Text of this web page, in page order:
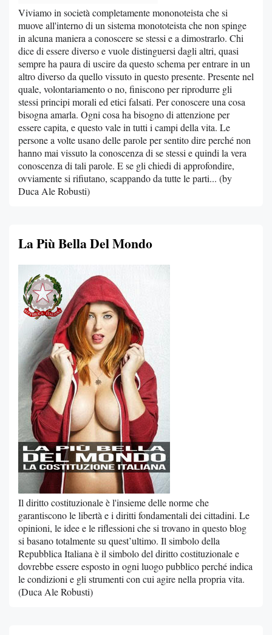
Viviamo in società completamente mononoteista che si
muove all'interno di un sistema monototeista che non spinge
in alcuna maniera a conoscere se stessi e a dimostrarlo. Chi
dice di essere diverso e vuole distinguersi dagli altri, quasi
sempre ha paura di uscire da questo schema per entrare in un
altro diverso da quello vissuto in questo presente. Presente nel
quale, volontariamento o no, finiscono per riprodurre gli
stessi principi morali ed etici falsati. Per conoscere una cosa
bisogna amarla. Ogni cosa ha bisogno di attenzione per
essere capita, e questo vale in tutti i campi della vita. Le
persone a volte usano delle parole per sentito dire perché non
hanno mai vissuto la conoscenza di se stessi e quindi la vera
conoscenza di tali parole. E se gli chiedi di approfondire,
ovviamente si rifiutano, scappando da tutte le parti... (by
Duca Ale Robusti)
La Più Bella Del Mondo
Il diritto costituzionale è l'insieme delle norme che
garantiscono le libertà e i diritti fondamentali dei cittadini. Le
opinioni, le idee e le riflessioni che si trovano in questo blog
si basano totalmente su quest’ultimo. Il simbolo della
Repubblica Italiana è il simbolo del diritto costituzionale e
dovrebbe essere esposto in ogni luogo pubblico perché indica
le condizioni e gli strumenti con cui agire nella propria vita.
(Duca Ale Robusti)